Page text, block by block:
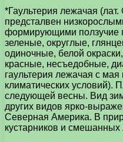
*Гаультерия лежачая
предсталвен
формирующими ползучие
зеленые, округлые,
одиночные, белой
красные, несъедобные,
гаультерия лежачая с
климатических условий).
следующей весны. Вид
других видов ярко-
Северная Америка. В
кустарников и смешанных